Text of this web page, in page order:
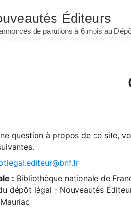
question à propos de ce site,
: Bibliothèque nationale de
dépôt légal - Nouveautés